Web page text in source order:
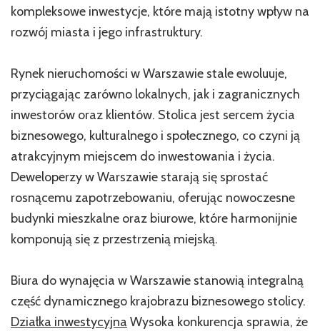
kompleksowe inwestycje, które mają istotny wpływ na
rozwój miasta i jego infrastruktury.
Rynek nieruchomości w Warszawie stale ewoluuje,
przyciągając zarówno lokalnych, jak i zagranicznych
inwestorów oraz klientów. Stolica jest sercem życia
biznesowego, kulturalnego i społecznego, co czyni ją
atrakcyjnym miejscem do inwestowania i życia.
Deweloperzy w Warszawie starają się sprostać
rosnącemu zapotrzebowaniu, oferując nowoczesne
budynki mieszkalne oraz biurowe, które harmonijnie
komponują się z przestrzenią miejską.
Biura do wynajęcia w Warszawie stanowią integralną
część dynamicznego krajobrazu biznesowego stolicy.
Działka inwestycyjna Wysoka konkurencja sprawia, że